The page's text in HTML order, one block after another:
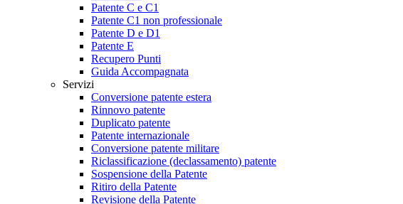
Patente C e C1
Patente C1 non professionale
Patente D e D1
Patente E
Recupero Punti
Guida Accompagnata
Servizi
Conversione patente estera
Rinnovo patente
Duplicato patente
Patente internazionale
Conversione patente militare
Riclassificazione (declassamento) patente
Sospensione della Patente
Ritiro della Patente
Revisione della Patente